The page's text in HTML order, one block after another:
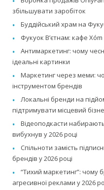
збільшувати заробіток
Буддійський храм на
Фукуок В’єтнам: кафе
Антимаркетинг: чому
ідеальні картинки
Маркетинг через меми:
інструментом брендів
Локальні бренди на
підтримувати місцевий
Відеоподкасти
вибухнув у 2026 році
Спільноти замість
брендів у 2026 році
“Тихий маркетинг”: чому
агресивної реклами у 2026